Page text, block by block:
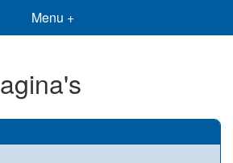
Menu +